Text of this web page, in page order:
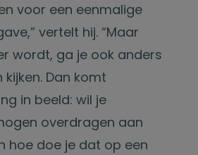
voor een eenmalige
vertelt hij. “Maar
wordt, ga je ook anders
Dan komt
in beeld: wil je
overdragen aan
hoe doe je dat op een